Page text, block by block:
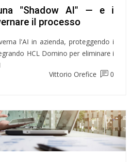
"Shadow AI" — e i
il processo
l'AI in azienda, proteggendo i
HCL Domino per eliminare i
Vittorio Orefice 0